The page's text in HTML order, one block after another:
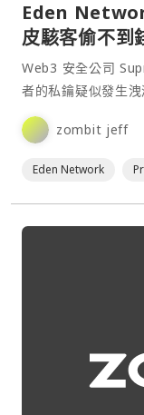
Eden
皮駭客偷不到
Web3 安全公司
者的私鑰疑似發生
同，皆與虛榮地址
的管理員權限早已
zombit jeff
Eden Network